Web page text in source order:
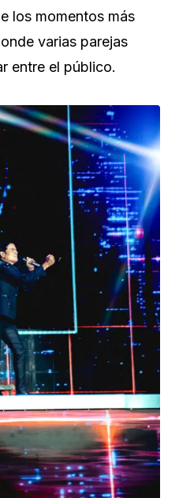
los momentos más
varias parejas
entre el público.